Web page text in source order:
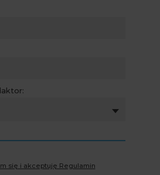
się i akceptuję Regulamin